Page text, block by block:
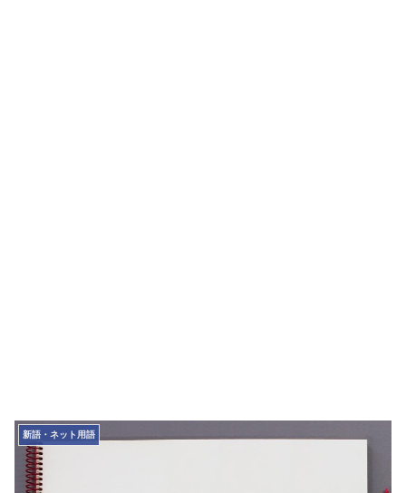
新語・ネット用語